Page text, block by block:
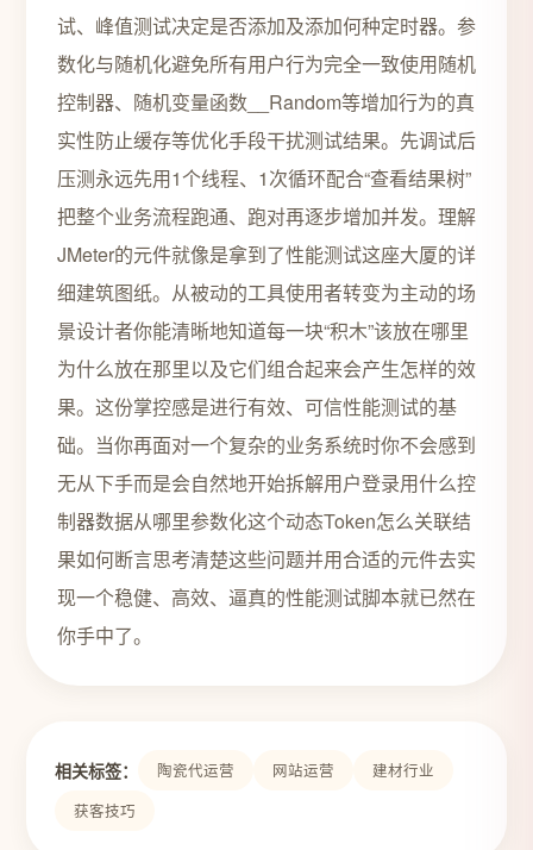
试、峰值测试决定是否添加及添加何种定时器。参
数化与随机化避免所有用户行为完全一致使用随机
控制器、随机变量函数__Random等增加行为的真
实性防止缓存等优化手段干扰测试结果。先调试后
压测永远先用1个线程、1次循环配合“查看结果树”
把整个业务流程跑通、跑对再逐步增加并发。理解
JMeter的元件就像是拿到了性能测试这座大厦的详
细建筑图纸。从被动的工具使用者转变为主动的场
景设计者你能清晰地知道每一块“积木”该放在哪里
为什么放在那里以及它们组合起来会产生怎样的效
果。这份掌控感是进行有效、可信性能测试的基
础。当你再面对一个复杂的业务系统时你不会感到
无从下手而是会自然地开始拆解用户登录用什么控
制器数据从哪里参数化这个动态Token怎么关联结
果如何断言思考清楚这些问题并用合适的元件去实
现一个稳健、高效、逼真的性能测试脚本就已然在
你手中了。
相关标签： 陶瓷代运营 网站运营
建材行业
获客技巧